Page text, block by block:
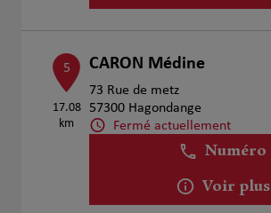
5
17.08
km
CARON Médine
73 Rue de metz
57300 Hagondange
Fermé actuellement
Numéro
Voir plus